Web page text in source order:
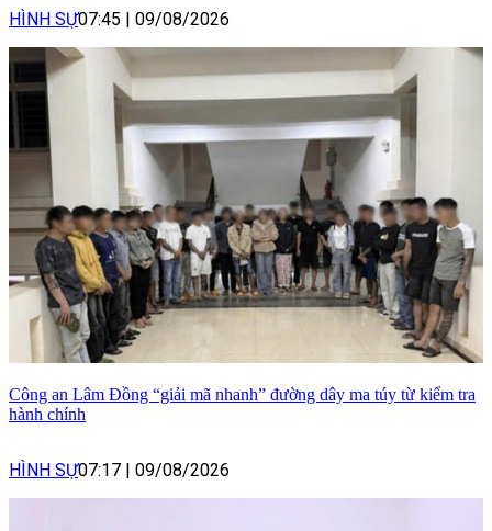
HÌNH SỰ07:45 09/08/2026
Công an Lâm Đồng “giải mã nhanh” đường dây ma túy từ kiểm tra
hành chính
HÌNH SỰ07:17 09/08/2026